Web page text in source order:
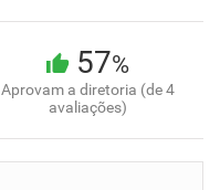
57%
Aprovam a diretoria (de 4
avaliações)